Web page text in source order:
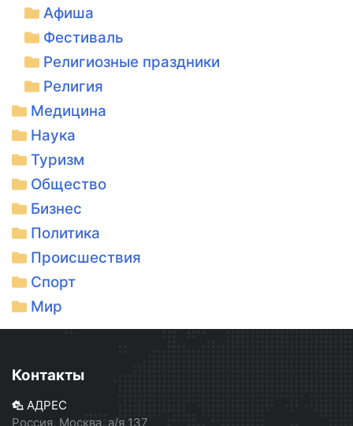
Афиша
Фестиваль
Религиозные праздники
Религия
Медицина
Наука
Туризм
Общество
Бизнес
Политика
Происшествия
Спорт
Мир
Контакты
АДРЕС
Россия, Москва, а/я 137